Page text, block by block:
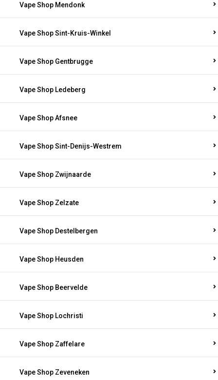
Vape Shop Mendonk
Vape Shop Sint-Kruis-Winkel
Vape Shop Gentbrugge
Vape Shop Ledeberg
Vape Shop Afsnee
Vape Shop Sint-Denijs-Westrem
Vape Shop Zwijnaarde
Vape Shop Zelzate
Vape Shop Destelbergen
Vape Shop Heusden
Vape Shop Beervelde
Vape Shop Lochristi
Vape Shop Zaffelare
Vape Shop Zeveneken